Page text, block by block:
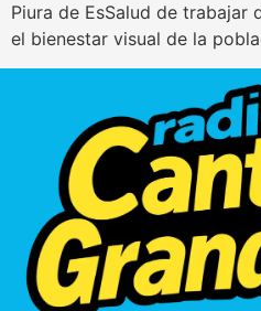
Piura de EsSalud de trabajar
el bienestar visual de la